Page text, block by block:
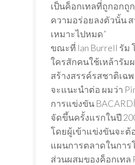
เป็นค็อกเทลที่ถูกอก
ความอร่อยลงตัวนั้น
เหมาะไปหมด”
ขณะที่ Ian Burrell รัม
ใครสักคนใช้เหล้ารัม
สร้างสรรค์รสชาติเฉ
จะแนะนำต่อ ผมว่า
การแข่งขัน
จัดขึ้นครั้งแรกในปี
โดยผู้เข้าแข่งขันจะต้
แผนการตลาดในการ
ส่วนผสมของค็อกเทล